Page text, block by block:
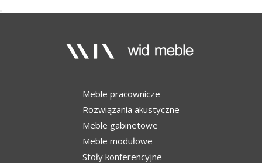
Meble pracownicze
Rozwiązania akustyczne
Meble gabinetowe
Meble modułowe
Stoły konferencyjne